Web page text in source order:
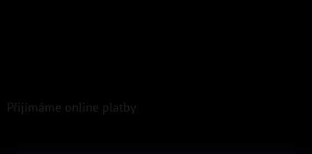
Přijímáme online platby